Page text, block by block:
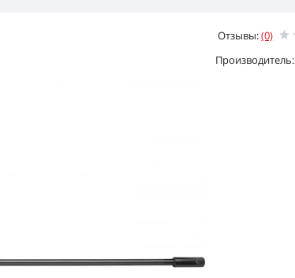
Отзывы:(0)
Производитель: